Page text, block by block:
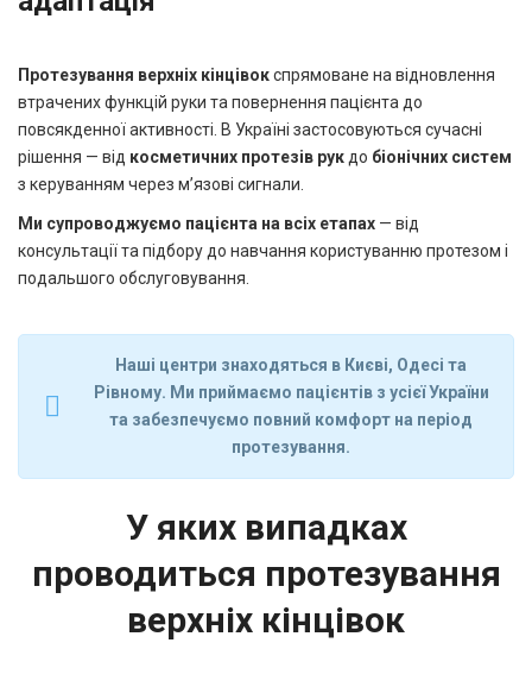
Протезування верхніх кінцівокспрямоване на відновлення
втрачених функцій руки та повернення пацієнта до
повсякденної активності. В Україні застосовуються сучасні
рішення — від косметичних протезів рук до біонічних систем
з керуванням через м’язові сигнали.
Ми супроводжуємо пацієнта на всіх етапах — від
консультації та підбору до навчання користуванню протезом і
подальшого обслуговування.
Наші центри знаходяться в Києві, Одесі та
Рівному. Ми приймаємо пацієнтів з усієї України
та забезпечуємо повний комфорт на період
протезування.
У яких випадках
проводиться протезування
верхніх кінцівок